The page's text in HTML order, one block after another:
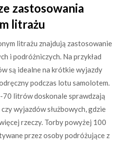
zastosowania
litrażu
litrażu znajdują zastosowanie
i podróżniczych. Na przykład
są idealne na krótkie wyjazdy
podczas lotu samolotem.
litrów doskonale sprawdzają
wyjazdów służbowych, gdzie
rzeczy. Torby powyżej 100
przez osoby podróżujące z